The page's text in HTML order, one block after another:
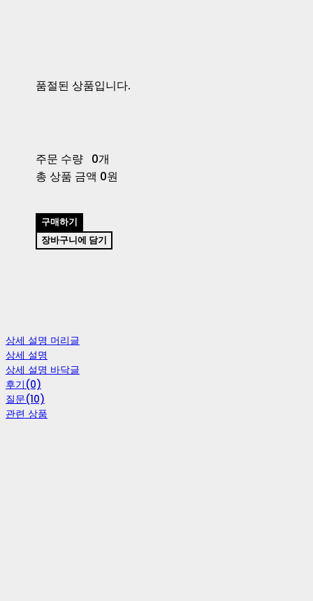
품절된 상품입니다.
주문 수량 0개
총 상품 금액 0원
구매하기
장바구니에 담기
상세 설명 머리글
상세 설명
상세 설명 바닥글
후기(0)
질문(10)
관련 상품